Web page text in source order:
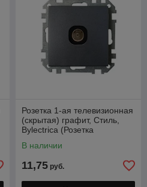
Розетка 1-ая телевизионная
(скрытая) графит, Стиль,
Bylectrica (Розетка
установки)
В наличии
11,75 руб.